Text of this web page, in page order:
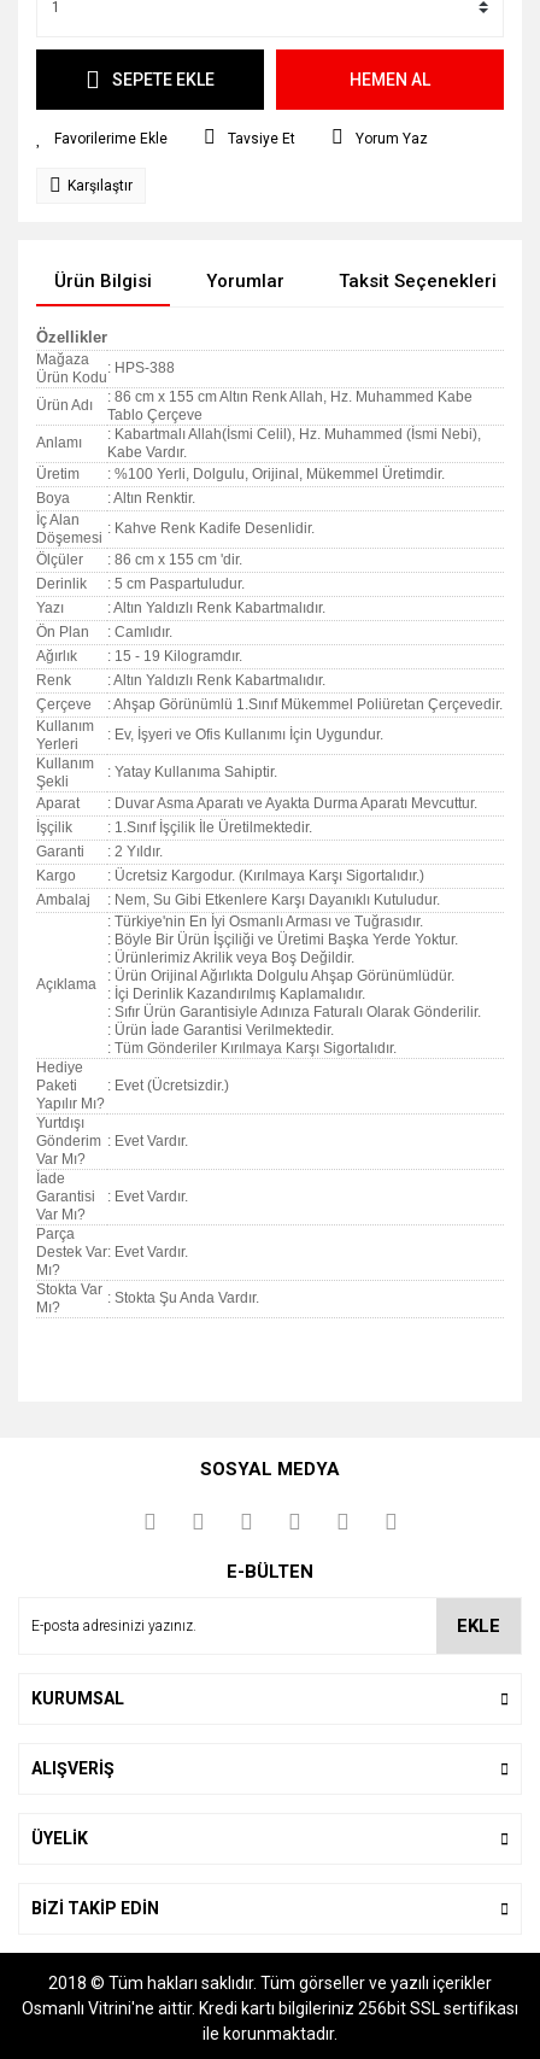
SEPETE EKLE HEMEN AL
Tavsiye Et Yorum Yaz
Karşılaştır
Ürün Bilgisi Yorumlar Taksit Seçenekleri
Özellikler
Mağaza
Ürün Kodu
: HPS-388
Ürün Adı
: 86 cm x 155 cm Altın Renk Allah, Hz. Muhammed Kabe
Tablo Çerçeve
Anlamı
: Kabartmalı Allah(İsmi Celil), Hz. Muhammed (İsmi Nebi),
Kabe Vardır.
Üretim
: %100 Yerli, Dolgulu, Orijinal, Mükemmel Üretimdir.
Boya
: Altın Renktir.
İç Alan
Döşemesi
: Kahve Renk Kadife Desenlidir.
Ölçüler
: 86 cm x 155 cm 'dir.
Derinlik
: 5 cm Paspartuludur.
Yazı
: Altın Yaldızlı Renk Kabartmalıdır.
Ön Plan
: Camlıdır.
Ağırlık
: 15 - 19 Kilogramdır.
Renk
: Altın Yaldızlı Renk Kabartmalıdır.
Çerçeve
: Ahşap Görünümlü 1.Sınıf Mükemmel Poliüretan Çerçevedir.
Kullanım
Yerleri
: Ev, İşyeri ve Ofis Kullanımı İçin Uygundur.
Kullanım
Şekli
: Yatay Kullanıma Sahiptir.
Aparat
: Duvar Asma Aparatı ve Ayakta Durma Aparatı Mevcuttur.
İşçilik
: 1.Sınıf İşçilik İle Üretilmektedir.
Garanti
: 2 Yıldır.
Kargo
: Ücretsiz Kargodur. (Kırılmaya Karşı Sigortalıdır.)
Ambalaj
: Nem, Su Gibi Etkenlere Karşı Dayanıklı Kutuludur.
Açıklama
: Türkiye'nin En İyi Osmanlı Arması ve Tuğrasıdır.
: Böyle Bir Ürün İşçiliği ve Üretimi Başka Yerde Yoktur.
: Ürünlerimiz Akrilik veya Boş Değildir.
: Ürün Orijinal Ağırlıkta Dolgulu Ahşap Görünümlüdür.
: İçi Derinlik Kazandırılmış Kaplamalıdır.
: Sıfır Ürün Garantisiyle Adınıza Faturalı Olarak Gönderilir.
: Ürün İade Garantisi Verilmektedir.
: Tüm Gönderiler Kırılmaya Karşı Sigortalıdır.
Hediye
Paketi
Yapılır Mı?
: Evet (Ücretsizdir.)
Yurtdışı
Gönderim
Var Mı?
: Evet Vardır.
İade
Garantisi
Var Mı?
: Evet Vardır.
Parça
Destek Var
Mı?
: Evet Vardır.
Stokta Var
Mı?
: Stokta Şu Anda Vardır.
kullanarak tarafımıza iletebilirsiniz.
Görüş ve önerileriniz için teşekkür ederiz.
Ürün açıklamasında eksik bilgiler bulunuyor.
SOSYAL MEDYA
E-BÜLTEN
EKLE
KURUMSAL
ALIŞVERİŞ
ÜYELİK
BİZİ TAKİP EDİN
2018 © Tüm hakları saklıdır. Tüm görseller ve yazılı içerikler
Osmanlı Vitrini'ne aittir. Kredi kartı bilgileriniz 256bit SSL sertifikası
ile korunmaktadır.